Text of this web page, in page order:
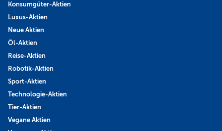
Konsumgüter-Aktien
Luxus-Aktien
Neue Aktien
Öl-Aktien
Reise-Aktien
Robotik-Aktien
Sport-Aktien
Technologie-Aktien
Tier-Aktien
Vegane Aktien